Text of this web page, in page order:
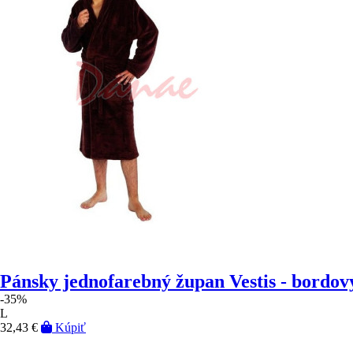
Pánsky jednofarebný župan Vestis -
-35%
L
32,43 €
Kúpiť